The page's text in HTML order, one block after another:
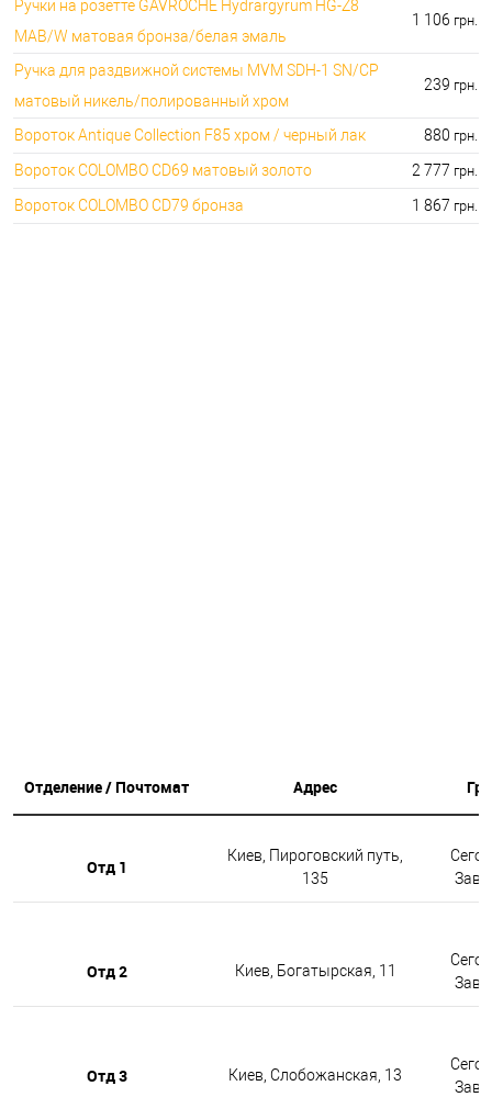
Ручки на розетте GAVROCHE Hydrargyrum HG-Z8
MAB/W матовая бронза/белая эмаль
1 106 грн.
Ручка для раздвижной системы MVM SDH-1 SN/CP
матовый никель/полированный хром
239 грн.
Вороток Antique Collection F85 хром / черный лак 880 грн.
Вороток COLOMBO CD69 матовый золото 2 777 грн.
Вороток COLOMBO CD79 бронза 1 867 грн.
Отделение / Почтомат Адрес
Отд 1
Киев, Пироговский путь,
135
Отд 2 Киев, Богатырская, 11
Отд 3 Киев, Слобожанская, 13